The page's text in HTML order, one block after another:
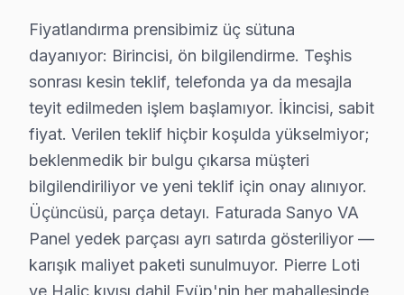
Bu rakamlar Eyüp'deki son 72 vakadan elde edilen
Fiyatlandırma prensibimiz üç sütuna dayanıyor:
Eyüp servis lojistiği, ilçenin Avrupa Yakası'ndaki
İkinci katman — Orta kuşak: Pierre Loti ve
Üçüncü katman — Dış mahalleler: Haliç kıyısı ve
Sanyo TV Acil Tamiri – Eyüp'de Aynı Gün
Sanyo TV'niz bozulduğunda saatler içinde müdahale
Neden bu kadar hızlıyız?
• Ortalama 1-2 saat içinde Eyüp adresinize ulaşırız
Fiyatlandırma prensibimiz üç sütuna
dayanıyor: Birincisi, ön bilgilendirme. Teşhis
sonrası kesin teklif, telefonda ya da mesajla
teyit edilmeden işlem başlamıyor. İkincisi, sabit
fiyat. Verilen teklif hiçbir koşulda yükselmiyor;
beklenmedik bir bulgu çıkarsa müşteri
bilgilendiriliyor ve yeni teklif için onay alınıyor.
Üçüncüsü, parça detayı. Faturada Sanyo VA
Panel yedek parçası ayrı satırda gösteriliyor —
karışık maliyet paketi sunulmuyor. Pierre Loti